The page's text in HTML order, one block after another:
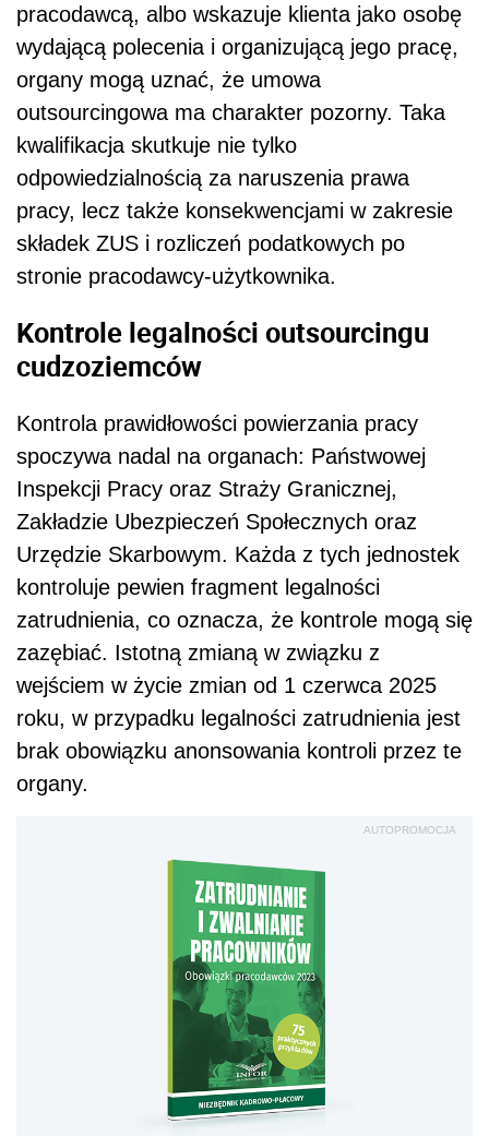
pracodawcą, albo wskazuje klienta jako osobę
wydającą polecenia i organizującą jego pracę,
organy mogą uznać, że umowa
outsourcingowa ma charakter pozorny. Taka
kwalifikacja skutkuje nie tylko
odpowiedzialnością za naruszenia prawa
pracy, lecz także konsekwencjami w zakresie
składek ZUS i rozliczeń podatkowych po
stronie pracodawcy-użytkownika.
Kontrole legalności outsourcingu
cudzoziemców
Kontrola prawidłowości powierzania pracy
spoczywa nadal na organach: Państwowej
Inspekcji Pracy oraz Straży Granicznej,
Zakładzie Ubezpieczeń Społecznych oraz
Urzędzie Skarbowym. Każda z tych jednostek
kontroluje pewien fragment legalności
zatrudnienia, co oznacza, że kontrole mogą się
zazębiać. Istotną zmianą w związku z
wejściem w życie zmian od 1 czerwca 2025
roku, w przypadku legalności zatrudnienia jest
brak obowiązku anonsowania kontroli przez te
organy.
AUTOPROMOCJA